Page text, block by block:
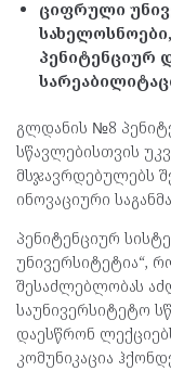
ციფრული
პენიტენციურ
გლდანის №8
სწავლებისთვის
მსჯავრდებულებს
ინოვაციური
პენიტენციურ
უნივერსიტეტია“,
შესაძლებლობას
საუნივერსიტეტო
დაესწრონ
კომუნიკაცია